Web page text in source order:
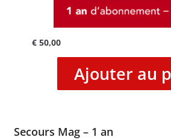
€50,00
Ajouter au
Secours Mag – 1 an